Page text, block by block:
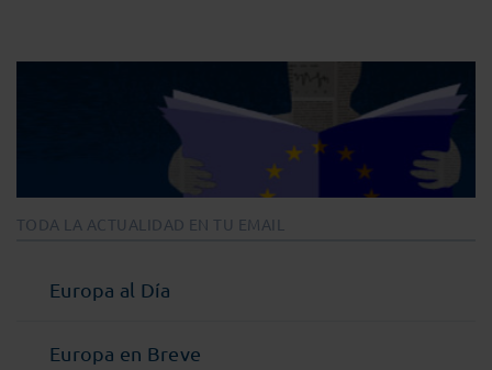
TODA LA ACTUALIDAD EN TU EMAIL
Europa al Día
Europa en Breve